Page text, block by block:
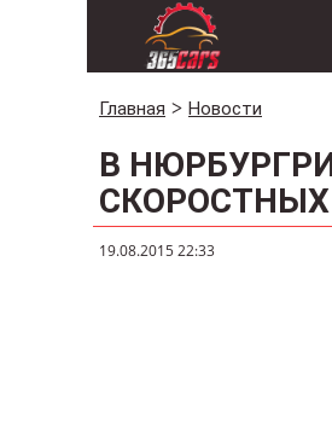
Главная Новости
В
19.08.2015 22:33